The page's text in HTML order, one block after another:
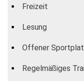
Freizeit
Lesung
Offener
Regelmäßiges